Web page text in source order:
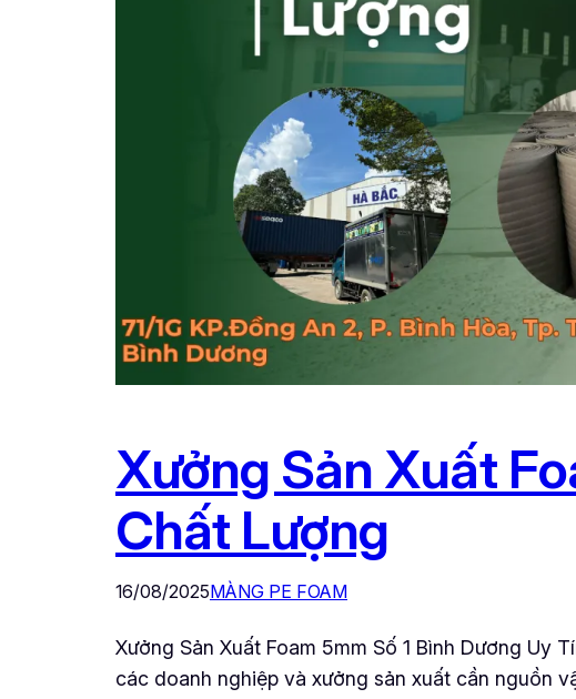
Xưởng Sản Xuất
Chất Lượng
16/08/2025MÀNG PE FOAM
Xưởng Sản Xuất Foam 5mm Số 1 Bình Dương Uy
các doanh nghiệp và xưởng sản xuất cần nguồn